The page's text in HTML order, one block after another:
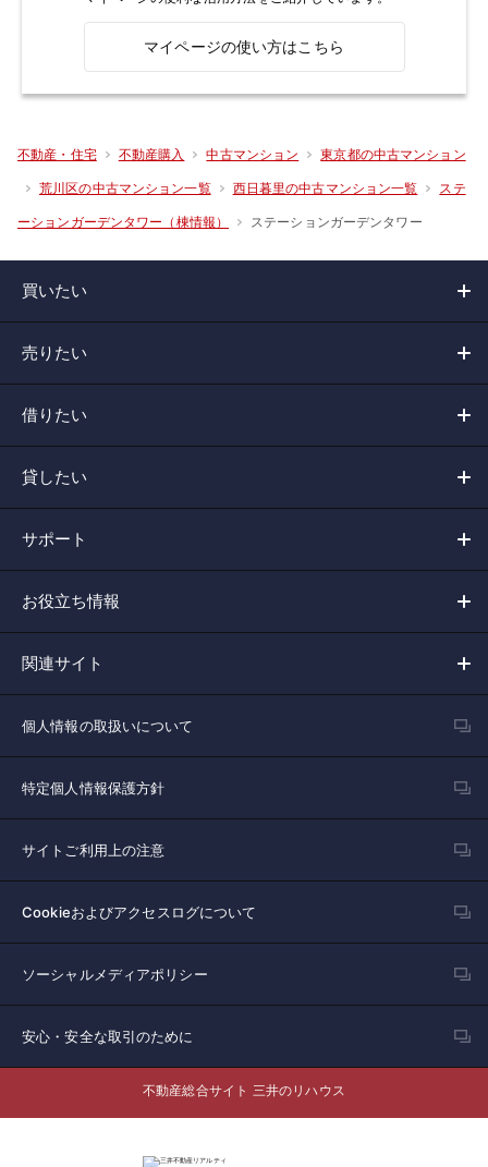
マイページの使い方はこちら
不動産・住宅 不動産購入 中古マンション 東京都の中古マンション
荒川区の中古マンション一覧 西日暮里の中古マンション一覧 ステ
ーションガーデンタワー（棟情報） ステーションガーデンタワー
買いたい
売りたい
借りたい
貸したい
サポート
お役立ち情報
関連サイト
個人情報の取扱いについて
特定個人情報保護方針
サイトご利用上の注意
Cookieおよびアクセスログについて
ソーシャルメディアポリシー
安心・安全な取引のために
不動産総合サイト 三井のリハウス